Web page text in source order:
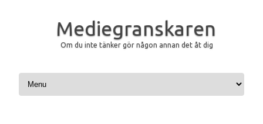
Mediegranskaren
Om du inte tänker gör någon annan det åt dig
Hoppa till innehåll